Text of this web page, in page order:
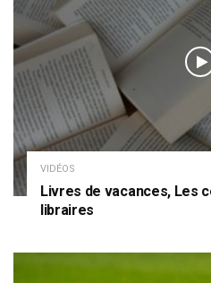
VIDÉOS
Livres de vacances, Les
libraires